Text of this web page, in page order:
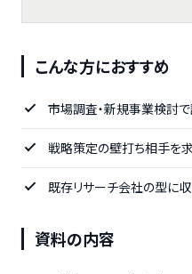
こんな方におすすめ
市場調査・新規事業検討
戦略策定の壁打ち相手を
既存リサーチ会社の型に
資料の内容